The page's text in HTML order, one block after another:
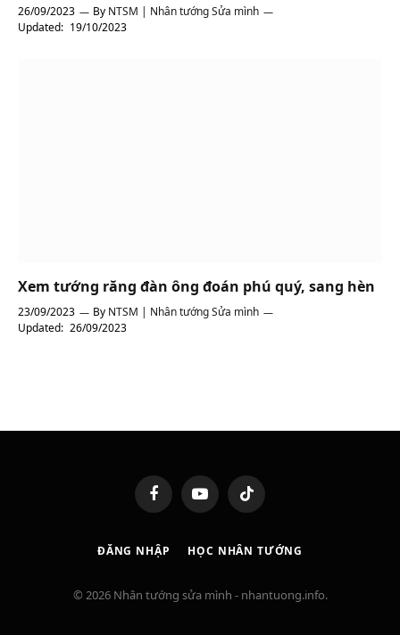
26/09/2023 By NTSM | Nhân tướng Sửa mình
Updated: 19/10/2023
Xem tướng răng đàn ông đoán phú quý, sang hèn
23/09/2023 By NTSM | Nhân tướng Sửa mình
Updated: 26/09/2023
FacebookYouTubeTikTok
ĐĂNG NHẬP HỌC NHÂN TƯỚNG
© 2026 Nhân tướng sửa mình - nhantuong.info.